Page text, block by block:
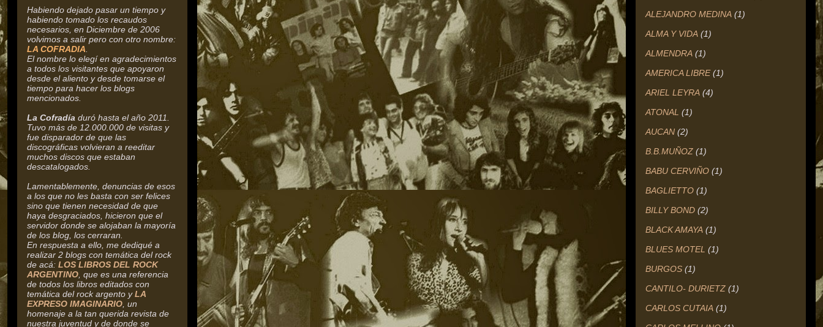
Habiendo dejado pasar un tiempo y
habiendo tomado los recaudos
necesarios, en Diciembre de 2006
volvimos a salir pero con otro nombre:
LA COFRADIA
El nombre lo elegí en agradecimientos
a todos los visitantes que apoyaron
desde el aliento y desde tomarse el
tiempo para hacer los blogs
mencionados.
La Cofradía duró hasta el año 2011.
Tuvo más de 12.000.000 de visitas y
fue disparador de que las
discográficas volvieran a reeditar
muchos discos que estaban
descatalogados.
Lamentablemente, denuncias de esos
a los que no les basta con ser felices
sino que tienen necesidad de que
haya desgraciados, hicieron que el
servidor donde se alojaban la mayoría
de los blog, los cerraran.
En respuesta a ello, me dediqué a
realizar 2 blogs con temática del rock
de acá: LOS LIBROS DEL ROCK
ARGENTINO , que es una referencia
de todos los libros editados con
temática del rock argento yLA
EXPRESO IMAGINARIO , un
homenaje a la tan querida revista de
nuestra juventud y de donde se
ALEJANDRO MEDINA (1)
ALMA Y VIDA (1)
ALMENDRA (1)
AMERICA LIBRE (1)
ARIEL LEYRA (4)
ATONAL (1)
AUCAN (2)
B.B.MUÑOZ (1)
BABU CERVIÑO (1)
BAGLIETTO (1)
BILLY BOND (2)
BLACK AMAYA (1)
BLUES MOTEL (1)
BURGOS (1)
CANTILO- DURIETZ (1)
CARLOS CUTAIA (1)